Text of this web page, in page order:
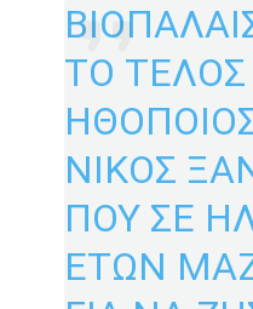
ΤΟ ΤΕΛΟΣ
ΝΙΚΟΣ
ΠΟΥ ΣΕ
ΕΤΩΝ